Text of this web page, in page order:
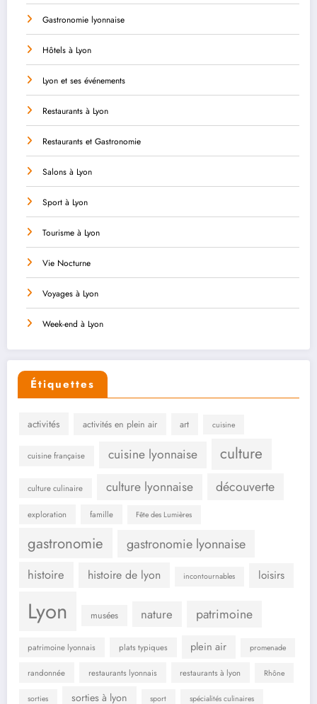
Gastronomie lyonnaise
Hôtels à Lyon
Lyon et ses événements
Restaurants à Lyon
Restaurants et Gastronomie
Salons à Lyon
Sport à Lyon
Tourisme à Lyon
Vie Nocturne
Voyages à Lyon
Week-end à Lyon
Étiquettes
activités activités en plein air art cuisine
cuisine française cuisine lyonnaise culture
culture culinaire culture lyonnaise découverte
exploration famille Fête des Lumières
gastronomie gastronomie lyonnaise
histoire histoire de lyon incontournables loisirs
Lyon musées nature patrimoine
patrimoine lyonnais plats typiques plein air promenade
randonnée restaurants lyonnais restaurants à lyon Rhône
sorties sorties à lyon sport spécialités culinaires